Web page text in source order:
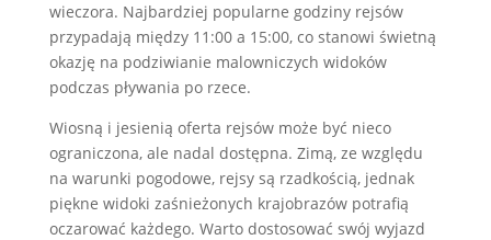
wieczora. Najbardziej popularne godziny rejsów
przypadają między 11:00 a 15:00, co stanowi świetną
okazję na podziwianie malowniczych widoków
podczas pływania po rzece.
Wiosną i jesienią oferta rejsów może być nieco
ograniczona, ale nadal dostępna. Zimą, ze względu
na warunki pogodowe, rejsy są rzadkością, jednak
piękne widoki zaśnieżonych krajobrazów potrafią
oczarować każdego. Warto dostosować swój wyjazd